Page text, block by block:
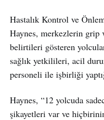
Hastalık Kontrol ve
Haynes, merkezlerin grip
belirtileri gösteren
sağlık yetkilileri, acil
personeli ile işbirliği
Haynes, “12 yolcuda
şikayetleri var ve